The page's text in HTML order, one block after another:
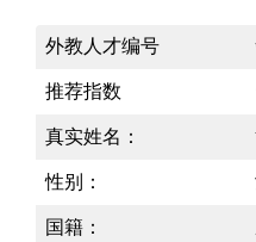
外教人才编号
推荐指数
真实姓名：
性别：
国籍：